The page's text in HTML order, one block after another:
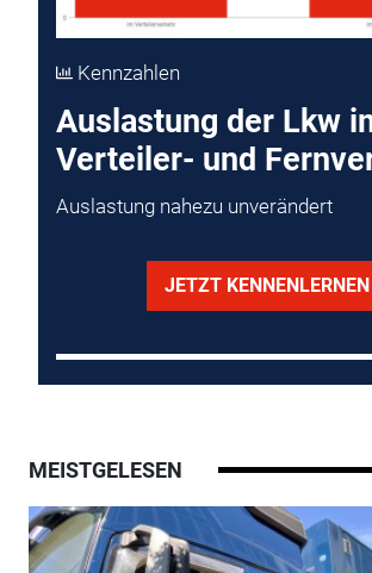
Kennzahlen
Auslastung der Lkw
Verteiler- und
Auslastung nahezu unverändert
JETZT KENNENLERNEN
MEISTGELESEN